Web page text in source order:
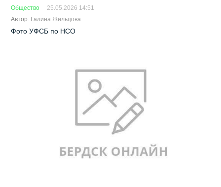
Общество
25.05.2026 14:51
Автор: Галина Жильцова
Фото УФСБ по НСО